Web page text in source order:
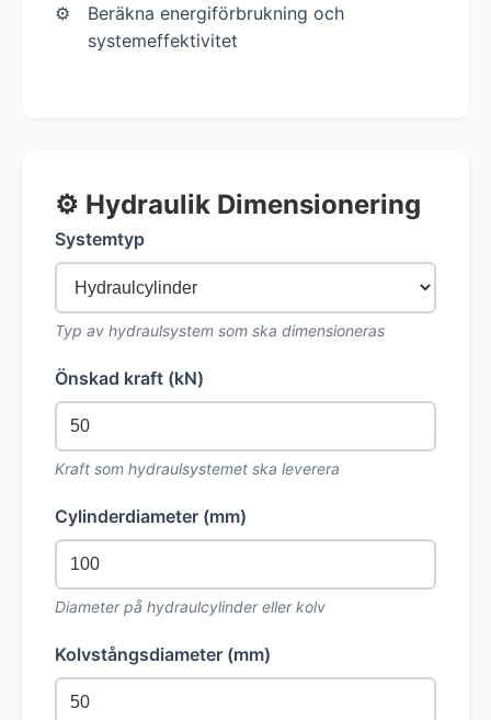
Beräkna energiförbrukning och
systemeffektivitet
⚙️ Hydraulik Dimensionering
Systemtyp
Typ av hydraulsystem som ska dimensioneras
Önskad kraft (kN)
Kraft som hydraulsystemet ska leverera
Cylinderdiameter (mm)
Diameter på hydraulcylinder eller kolv
Kolvstångsdiameter (mm)